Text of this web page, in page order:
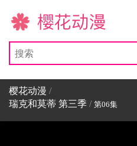
樱花动漫
樱花动漫 /
瑞克和莫蒂 第三季 / 第06集